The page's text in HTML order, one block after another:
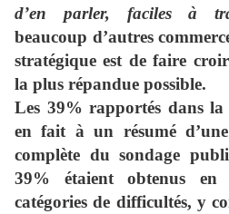
d’en parler, faciles à
beaucoup d’autres
stratégique est de faire
la plus répandue possible.
Les 39% rapportés dans
en fait à un résumé
complète du sondage
39% étaient obtenus en
catégories de difficultés, y